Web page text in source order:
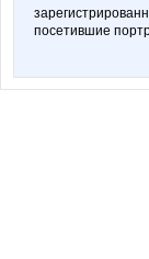
посетившие